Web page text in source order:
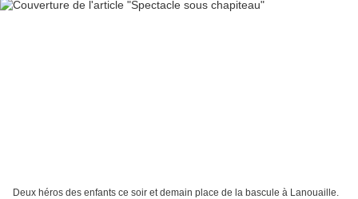
Deux héros des enfants ce soir et demain place de la bascule à Lanouaille.